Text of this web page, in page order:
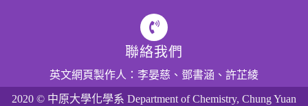
聯絡我們
英文網頁製作人：李晏慈、鄧書涵、許芷綾
2020 © 中原大學化學系 Department of Chemistry, Chung Yuan